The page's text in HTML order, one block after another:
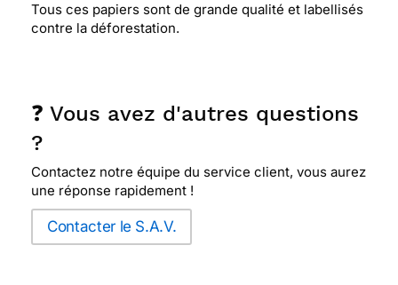
Tous ces papiers sont de grande qualité et labellisés
contre la déforestation.
❓ Vous avez d'autres questions
?
Contactez notre équipe du service client, vous aurez
une réponse rapidement !
Contacter le S.A.V.